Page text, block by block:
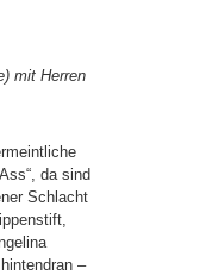
mit Herren
da sind
Schlacht
–